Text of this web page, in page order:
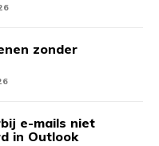
zonder
e-mails niet
in Outlook